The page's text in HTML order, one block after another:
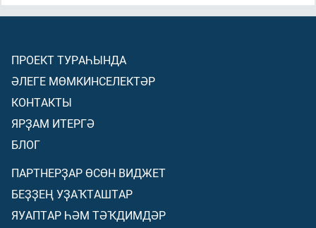
ПРОЕКТ ТУРАҺЫНДА
ӘЛЕГЕ МӨМКИНСЕЛЕКТӘР
КОНТАКТЫ
ЯРҘАМ ИТЕРГӘ
БЛОГ
ПАРТНЕРҘАР ӨСӨН ВИДЖЕТ
БЕҘҘЕҢ УҘАҠТАШТАР
ЯУАПТАР ҺӘМ ТӘҠДИМДӘР